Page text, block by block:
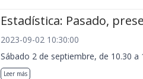
Estadística: Pasado,
2023-09-02 10:30:00
Sábado 2 de septiembre, de 10.30 a
Leer más